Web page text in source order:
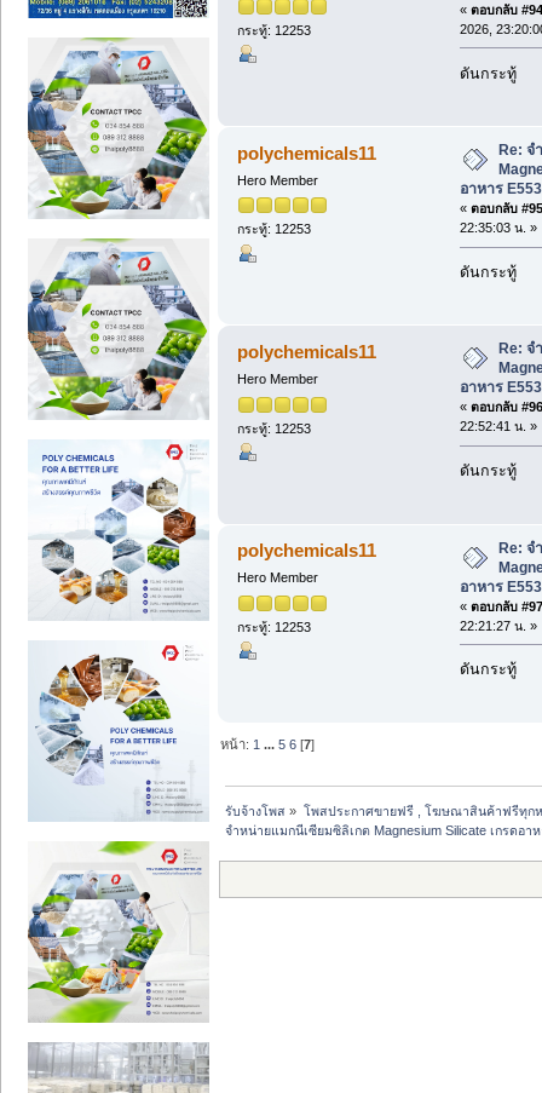
กระทู้: 12253
« ตอบกลับ
2026,
ดันกระทู้
polychemicals11
Hero Member
กระทู้: 12253
Re: จ
อาหาร
« ตอบกลับ
22:35:03 น. »
ดันกระทู้
polychemicals11
Hero Member
กระทู้: 12253
Re: จ
อาหาร
« ตอบกลับ
22:52:41 น. »
ดันกระทู้
polychemicals11
Hero Member
กระทู้: 12253
Re: จ
อาหาร
« ตอบกลับ
22:21:27 น. »
ดันกระทู้
หน้า: 1 ...5 6 [7]
รับจ้างโพส » โพสประกาศขายฟรี , โฆษณาสินค้าฟรีทุก
จำหน่ายแมกนีเซียมซิลิเกต Magnesium Silicate เกรดอา